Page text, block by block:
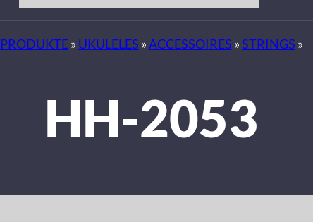
PRODUKTE» UKULELES »ACCESSOIRES »STRINGS »
HH-2053